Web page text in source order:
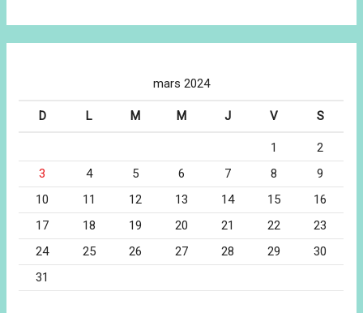
mars 2024
D L M M J V S
1
2
3
4 5 6 7 8
9
10
11 12 13 14 15
16
17
18 19 20 21 22
23
24
25 26 27 28 29
30
31